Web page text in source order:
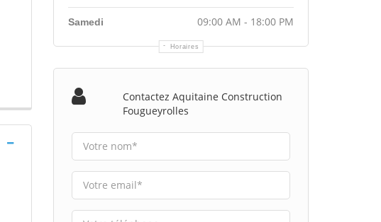
Horaires
Samedi 09:00 AM - 18:00 PM
Contactez Aquitaine Construction
Fougueyrolles